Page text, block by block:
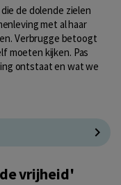
de dolende zielen
met al haar
Verbrugge betoogt
moeten kijken. Pas
ontstaat en wat we
vrijheid'